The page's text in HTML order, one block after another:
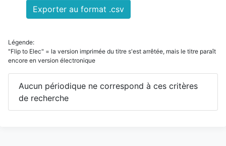
Exporter au format .csv
Légende:
"Flip to Elec" = la version imprimée du titre s'est arrêtée, mais le titre paraît
encore en version électronique
Aucun périodique ne correspond à ces critères
de recherche